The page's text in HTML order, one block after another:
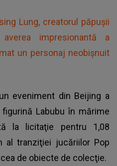
Lung, creatorul păpușii
impresionantă a
un personaj neobișnuit
eveniment din Beijing a
Labubu în mărime
la licitaţie pentru 1,08
al tranziţiei jucăriilor Pop
de obiecte de colecţie.